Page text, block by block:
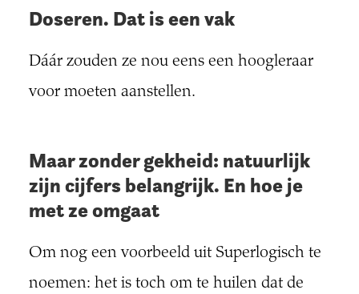
Doseren. Dat is een vak
Dáár zouden ze nou eens een hoogleraar
voor moeten aanstellen.
Maar zonder gekheid: natuurlijk
zijn cijfers belangrijk. En hoe je
met ze omgaat
Om nog een voorbeeld uit Superlogisch te
noemen: het is toch om te huilen dat de